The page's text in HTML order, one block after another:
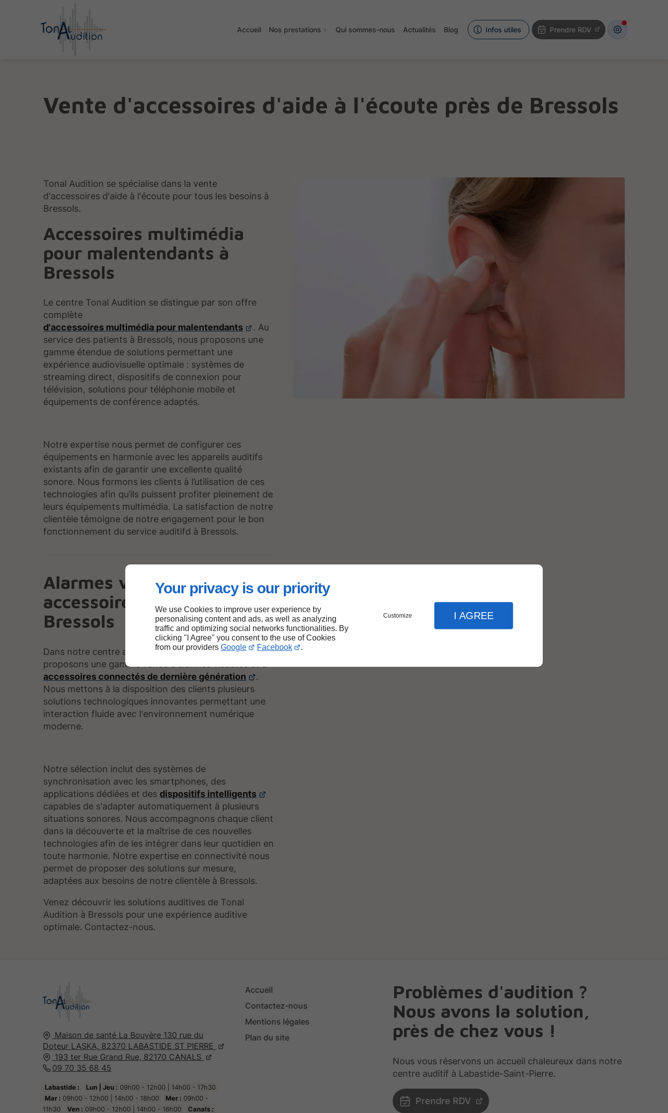
Your privacy is our priority
We use Cookies to improve user experience by
personalising content and ads, as well as analyzing
traffic and optimizing social networks functionalities. By
clicking "I Agree" you consent to the use of Cookies
from our providers Google Facebook .
Customize I AGREE
Accueil Nos prestations Qui sommes-nous Actualités Blog Infos utiles Prendre RDV
Vente d'accessoires d'aide à l'écoute près de Bressols
Tonal Audition se spécialise dans la vente
d'accessoires d'aide à l'écoute pour tous les besoins à
Bressols.
Accessoires multimédia
pour malentendants à
Bressols
Le centre Tonal Audition se distingue par son offre
complète
d'accessoires multimédia pour malentendants
. Au
service des patients à Bressols, nous proposons une
gamme étendue de solutions permettant une
expérience audiovisuelle optimale : systèmes de
streaming direct, dispositifs de connexion pour
télévision, solutions pour téléphonie mobile et
équipements de conférence adaptés.
Notre expertise nous permet de configurer ces
équipements en harmonie avec les appareils auditifs
existants afin de garantir une excellente qualité
sonore. Nous formons les clients à l’utilisation de ces
technologies afin qu’ils puissent profiter pleinement de
leurs équipements multimédia. La satisfaction de notre
clientèle témoigne de notre engagement pour le bon
fonctionnement du service auditifd à Bressols.
Alarmes visuelles et
accessoires connectés à
Bressols
Dans notre centre auditif près de Bressols, nous
proposons une gamme variée d'alarmes visuelles et d'
accessoires connectés de dernière génération
.
Nous mettons à la disposition des clients plusieurs
solutions technologiques innovantes permettant une
interaction fluide avec l'environnement numérique
moderne.
Notre sélection inclut des systèmes de
synchronisation avec les smartphones, des
applications dédiées et des dispositifs intelligents
capables de s'adapter automatiquement à plusieurs
situations sonores. Nous accompagnons chaque client
dans la découverte et la maîtrise de ces nouvelles
technologies afin de les intégrer dans leur quotidien en
toute harmonie. Notre expertise en connectivité nous
permet de proposer des solutions sur mesure,
adaptées aux besoins de notre clientèle à Bressols.
Venez découvrir les solutions auditives de Tonal
Audition à Bressols pour une expérience auditive
optimale. Contactez-nous.
Maison de santé La Bouyère 130 rue du
Doteur LASKA, 82370 LABASTIDE ST PIERRE
193 ter Rue Grand Rue, 82170 CANALS
09 70 35 68 45
Labastide : Lun | Jeu : 09h00 - 12h00 | 14h00 - 17h30
Mar : 09h00 - 12h00 | 14h00 - 18h00 Mer : 09h00 -
11h30
Ven : 09h00 - 12h00 | 14h00 - 16h00 Canals :
Accueil
Contactez-nous
Mentions légales
Plan du site
Problèmes d'audition ?
Nous avons la solution,
près de chez vous !
Nous vous réservons un accueil chaleureux dans notre
centre auditif à Labastide-Saint-Pierre.
Prendre RDV